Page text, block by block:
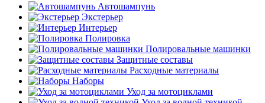
Автошампунь
Экстерьер
Интерьер
Полировка
Полировальные машинки
Защитные составы
Расходные материалы
Наборы
Уход за мотоциклами